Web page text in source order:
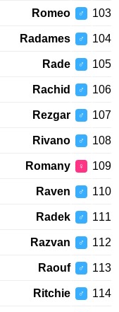
♂
Romeo
♂
Radames
♂
Rade
♂
Rachid
♂
Rezgar
♂
Rivano
♀
Romany
♂
Raven
♂
Radek
♂
Razvan
♂
Raouf
♂
Ritchie